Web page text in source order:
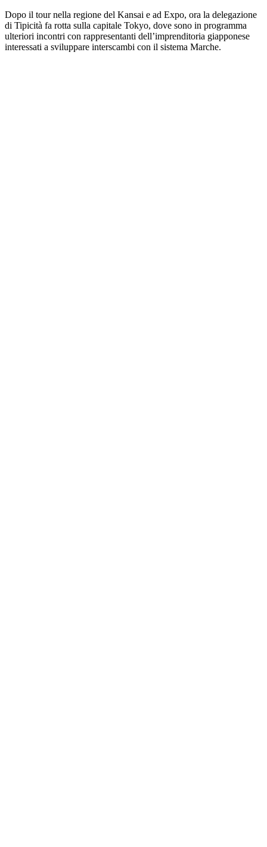
Dopo il tour nella regione del Kansai e ad Expo, ora la delegazione
di Tipicità fa rotta sulla capitale Tokyo, dove sono in programma
ulteriori incontri con rappresentanti dell’imprenditoria giapponese
interessati a sviluppare interscambi con il sistema Marche.